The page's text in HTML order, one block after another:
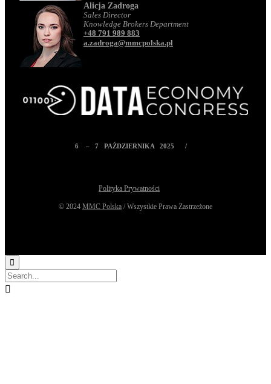
Alicja Zadroga
Sales Director
Knowledge Brokers Department
+48 791 989 883
a.zadroga@mmcpolska.pl
6 – 7 PAŹDZIERNIKA 2025 /
Polityka Prywatności
© 2024 MMC Polska / Wszystkie Prawa Zastrzeżone

